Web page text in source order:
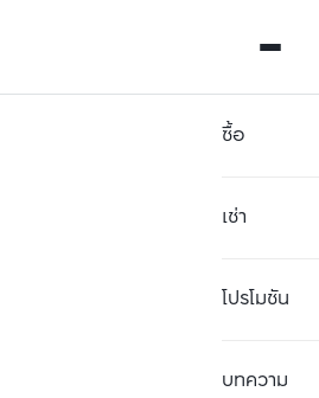
ซื้อ
เช่า
โปรโมชัน
บทความ